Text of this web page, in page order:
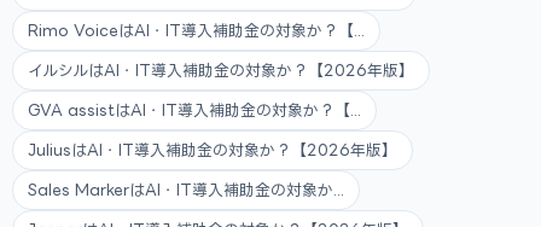
Rimo VoiceはAI・IT導入補助金の対象か？【...
イルシルはAI・IT導入補助金の対象か？【2026年版】
GVA assistはAI・IT導入補助金の対象か？【...
JuliusはAI・IT導入補助金の対象か？【2026年版】
Sales MarkerはAI・IT導入補助金の対象か...